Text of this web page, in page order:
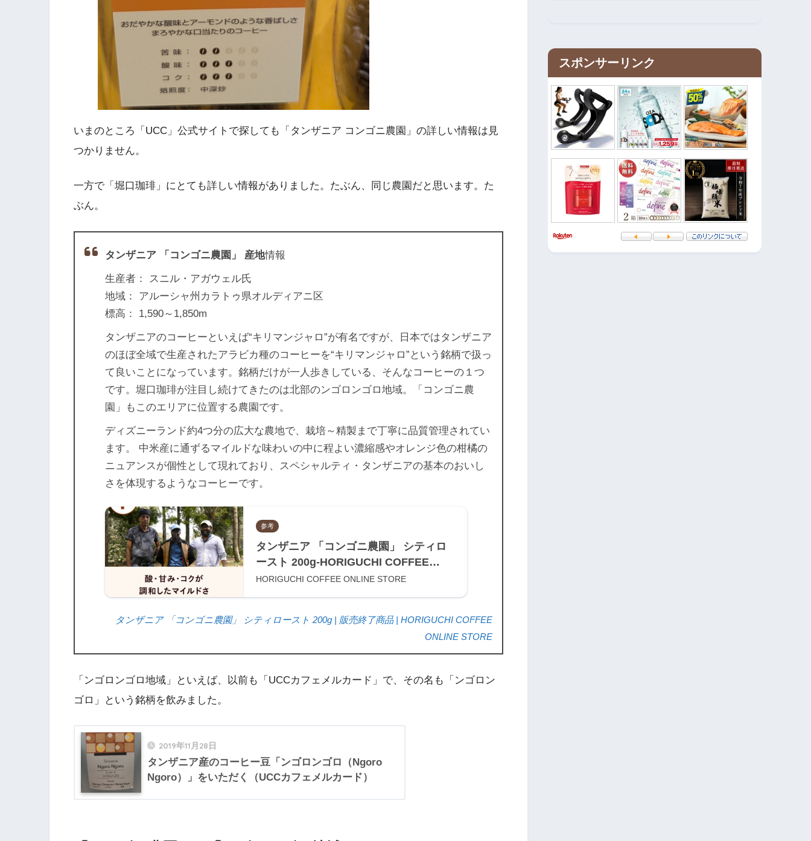
いまのところ「UCC」公式サイトで探しても「タンザニア コンゴニ農園」の詳しい情報は見
つかりません。
一方で「堀口珈琲」にとても詳しい情報がありました。たぶん、同じ農園だと思います。た
ぶん。
タンザニア 「コンゴニ農園」 産地情報
生産者： スニル・アガウェル氏
地域： アルーシャ州カラトゥ県オルディアニ区
標高： 1,590～1,850m
タンザニアのコーヒーといえば“キリマンジャロ”が有名ですが、日本ではタンザニア
のほぼ全域で生産されたアラビカ種のコーヒーを“キリマンジャロ”という銘柄で扱っ
て良いことになっています。銘柄だけが一人歩きしている、そんなコーヒーの１つ
です。堀口珈琲が注目し続けてきたのは北部のンゴロンゴロ地域。「コンゴニ農
園」もこのエリアに位置する農園です。
ディズニーランド約4つ分の広大な農地で、栽培～精製まで丁寧に品質管理されてい
ます。 中米産に通ずるマイルドな味わいの中に程よい濃縮感やオレンジ色の柑橘の
ニュアンスが個性として現れており、スペシャルティ・タンザニアの基本のおいし
さを体現するようなコーヒーです。
参考
タンザニア 「コンゴニ農園」 シティロ
ースト 200g-HORIGUCHI COFFEE
ONLINE STORE
HORIGUCHI COFFEE ONLINE STORE
タンザニア 「コンゴニ農園」 シティロースト 200g | 販売終了商品 | HORIGUCHI COFFEE
ONLINE STORE
「ンゴロンゴロ地域」といえば、以前も「UCCカフェメルカード」で、その名も「ンゴロン
ゴロ」という銘柄を飲みました。
2019年11月28日
タンザニア産のコーヒー豆「ンゴロンゴロ（Ngoro
Ngoro）」をいただく（UCCカフェメルカード）
スポンサーリンク